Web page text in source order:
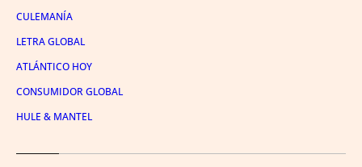
CULEMANÍA
LETRA GLOBAL
ATLÁNTICO HOY
CONSUMIDOR GLOBAL
HULE & MANTEL